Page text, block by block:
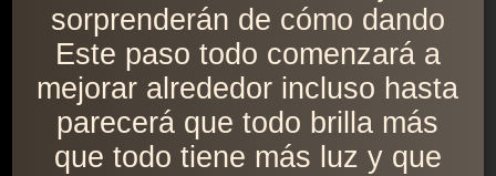
sorprenderán de cómo dando
Este paso todo comenzará a
mejorar alrededor incluso hasta
parecerá que todo brilla más
que todo tiene más luz y que